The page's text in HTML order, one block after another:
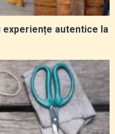
autentice la